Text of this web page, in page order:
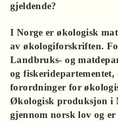
gjeldende?
I Norge er økologisk
av økologiforskriften.
Landbruks- og
og
forordninger for
Økologisk produksjon i
gjennom norsk lov og er